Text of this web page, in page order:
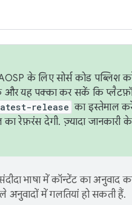
के लिए सोर्स कोड पब्लिश
यह पक्का कर सकें कि
release का इस्तेमाल
रेफ़रंस देगी. ज़्यादा जानकारी
भाषा में कॉन्टेंट का अनुवाद
अनुवादों में गलतियां हो सकती हैं.